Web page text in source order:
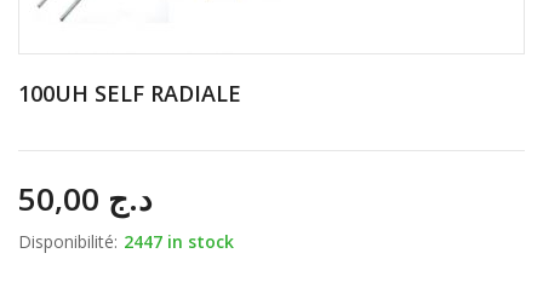
100UH SELF RADIALE
د.ج
Disponibilité: 2447 in stock